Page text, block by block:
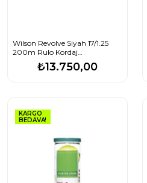
Wilson Revolve Siyah 17/1.25
200m Rulo Kordaj
Wrz906900₺13.750,00
KARGO
BEDAVA!